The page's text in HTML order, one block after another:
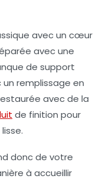
avec un cœur
avec une
de support
un remplissage en
avec de la
de finition pour
donc de votre
à accueillir